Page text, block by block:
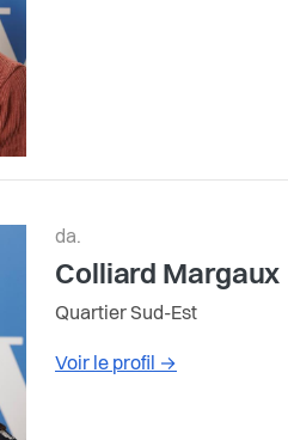
da.
Colliard Margaux
Quartier Sud-Est
Voir le profil →